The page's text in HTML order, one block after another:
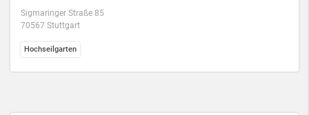
Sigmaringer Straße 85
70567 Stuttgart
Hochseilgarten